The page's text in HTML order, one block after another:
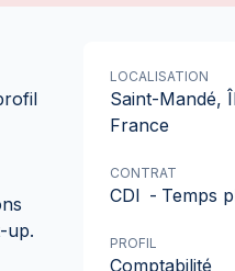
up.
LOCALISATION
Saint-Mandé,
France
CONTRAT
CDI - Temps
PROFIL
Comptabilité